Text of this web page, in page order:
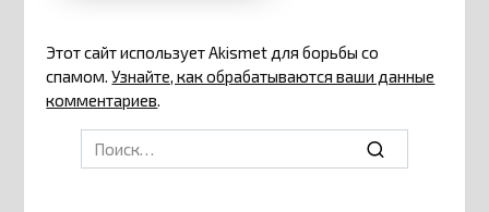
Этот сайт использует Akismet для борьбы со
спамом.Узнайте, как обрабатываются ваши данные
комментариев.
Search
for: